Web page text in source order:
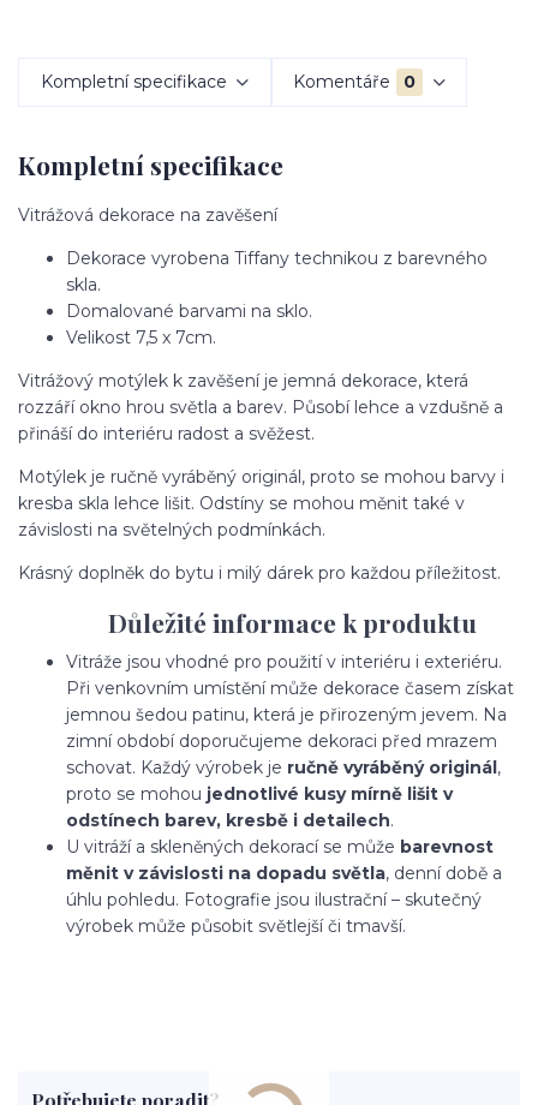
Kompletní specifikace Komentáře 0
Kompletní specifikace
Vitrážová dekorace na zavěšení
Dekorace vyrobena Tiffany technikou z barevného
skla.
Domalované barvami na sklo.
Velikost 7,5 x 7cm.
Vitrážový motýlek k zavěšení je jemná dekorace, která
rozzáří okno hrou světla a barev. Působí lehce a vzdušně a
přináší do interiéru radost a svěžest.
Motýlek je ručně vyráběný originál, proto se mohou barvy i
kresba skla lehce lišit. Odstíny se mohou měnit také v
závislosti na světelných podmínkách.
Krásný doplněk do bytu i milý dárek pro každou příležitost.
Důležité informace k produktu
Vitráže jsou vhodné pro použití v interiéru i exteriéru.
Při venkovním umístění může dekorace časem získat
jemnou šedou patinu, která je přirozeným jevem. Na
zimní období doporučujeme dekoraci před mrazem
schovat. Každý výrobek je ručně vyráběný originál,
proto se mohou jednotlivé kusy mírně lišit v
odstínech barev, kresbě i detailech.
U vitráží a skleněných dekorací se může barevnost
měnit v závislosti na dopadu světla, denní době a
úhlu pohledu. Fotografie jsou ilustrační – skutečný
výrobek může působit světlejší či tmavší.
Potřebujete poradit?